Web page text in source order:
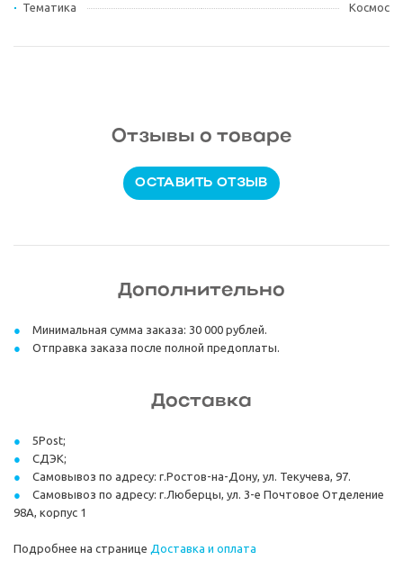
Тематика
Космос
Отзывы о товаре
ОСТАВИТЬ ОТЗЫВ
Дополнительно
Минимальная сумма заказа: 30 000 рублей.
Отправка заказа после полной предоплаты.
Доставка
5Post;
СДЭК;
Самовывоз по адресу: г.Ростов-на-Дону, ул. Текучева, 97.
Самовывоз по адресу: г.Люберцы, ул. 3-е Почтовое Отделение
98А, корпус 1
Подробнее на странице Доставка и оплата